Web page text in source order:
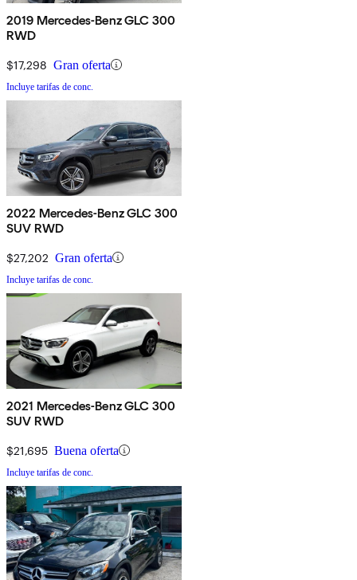
2019 Mercedes-Benz GLC 300
RWD
$17,298 Gran oferta
Incluye tarifas de conc.
2022 Mercedes-Benz GLC 300
SUV RWD
$27,202 Gran oferta
Incluye tarifas de conc.
2021 Mercedes-Benz GLC 300
SUV RWD
$21,695 Buena oferta
Incluye tarifas de conc.